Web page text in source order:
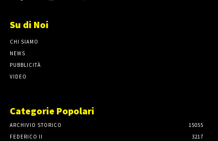
Su di Noi
CHI SIAMO
NEWS
PUBBLICITÀ
VIDEO
Categorie Popolari
ARCHIVIO STORICO
15055
FEDERICO II
3217